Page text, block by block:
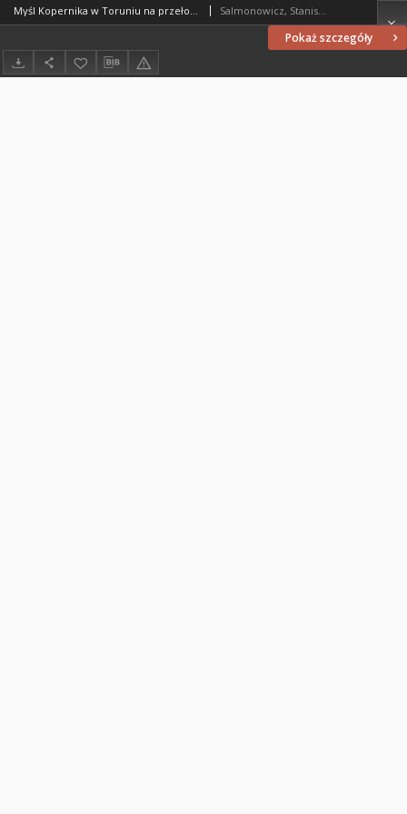
Pokaż szczegóły
Myśl Kopernika w Toruniu na przełomie XVII/XVIII wieku Salmonowicz, Stanisław (1931- )